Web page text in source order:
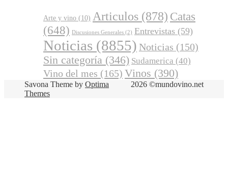
Arte y vino (10) Articulos (878) Catas
(648) Discusiones Generales (2) Entrevistas (59)
Noticias (8855) Noticias (150)
Sin categoría (346) Sudamerica (40)
Vino del mes (165) Vinos (390)
2026 ©mundovino.net
Savona Theme by Optima
Themes